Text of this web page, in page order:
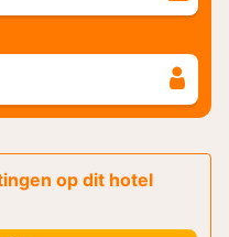
op dit hotel